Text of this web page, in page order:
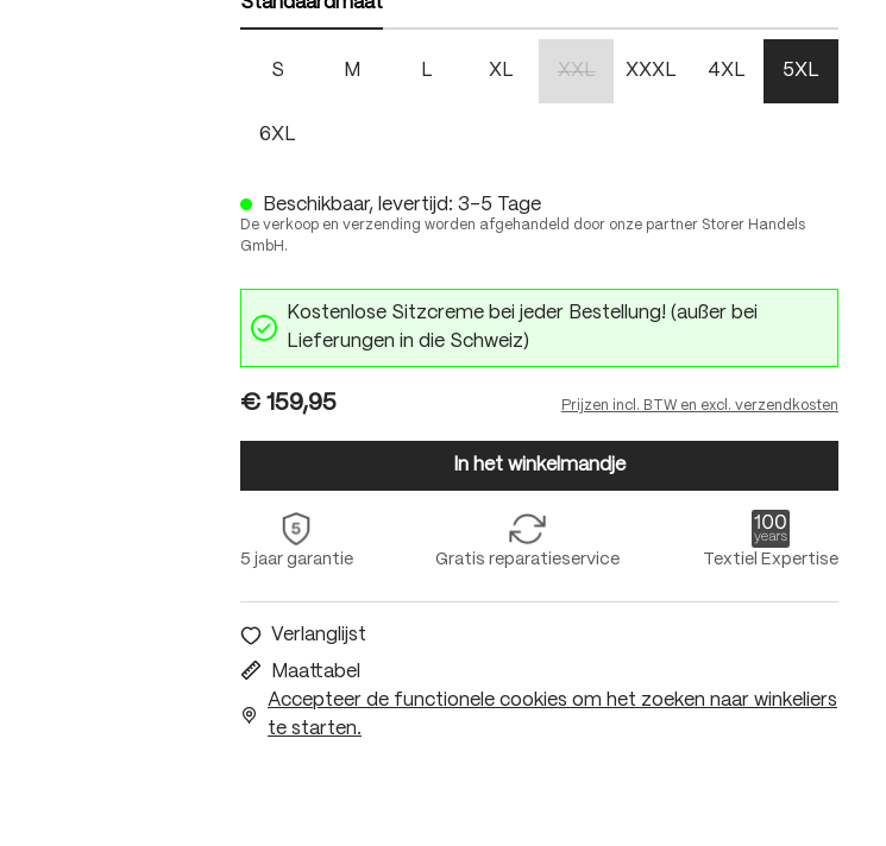
S M L XL XXL XXXL 4XL 5XL
6XL
Beschikbaar, levertijd: 3-5 Tage
De verkoop en verzending worden afgehandeld door onze partner Storer Handels
GmbH.
Kostenlose Sitzcreme bei jeder Bestellung! (außer bei
Lieferungen in die Schweiz)
€ 159,95 Prijzen incl. BTW en excl. verzendkosten
In het winkelmandje
5 jaar garantie Gratis reparatieservice Textiel Expertise
Verlanglijst
Maattabel
Accepteer de functionele cookies om het zoeken naar winkeliers
te starten.